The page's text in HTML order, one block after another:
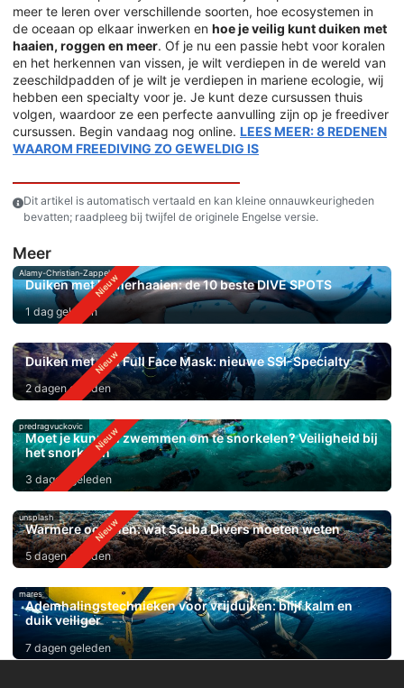
meer te leren over verschillende soorten, hoe ecosystemen in
de oceaan op elkaar inwerken en hoe je veilig kunt duiken met
haaien, roggen en meer. Of je nu een passie hebt voor koralen
en het herkennen van vissen, je wilt verdiepen in de wereld van
zeeschildpadden of je wilt je verdiepen in mariene ecologie, wij
hebben een specialty voor je. Je kunt deze cursussen thuis
volgen, waardoor ze een perfecte aanvulling zijn op je freediver
cursussen. Begin vandaag nog online. LEES MEER: 8 REDENEN
WAAROM FREEDIVING ZO GEWELDIG IS
Dit artikel is automatisch vertaald en kan kleine onnauwkeurigheden
bevatten; raadpleeg bij twijfel de originele Engelse versie.
Meer
Alamy-Christian-Zappel
Duiken met hamerhaaien: de 10 beste DIVE SPOTS
1 dag geleden
Duiken met een Full Face Mask: nieuwe SSI-Specialty
2 dagen geleden
predragvuckovic
Moet je kunnen zwemmen om te snorkelen? Veiligheid bij
het snorkelen
3 dagen geleden
unsplash
Warmere oceanen: wat Scuba Divers moeten weten
5 dagen geleden
mares
Ademhalingstechnieken voor vrijduiken: blijf kalm en
duik veiliger
7 dagen geleden